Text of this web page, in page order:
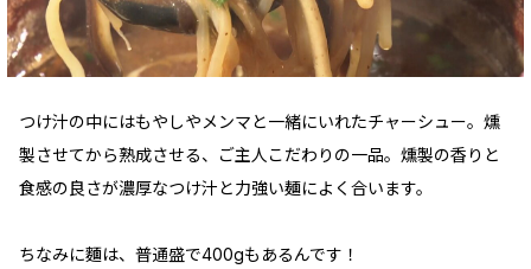
つけ汁の中にはもやしやメンマと一緒にいれたチャーシュー。燻
製させてから熟成させる、ご主人こだわりの一品。燻製の香りと
食感の良さが濃厚なつけ汁と力強い麺によく合います。
ちなみに麵は、普通盛で400gもあるんです！